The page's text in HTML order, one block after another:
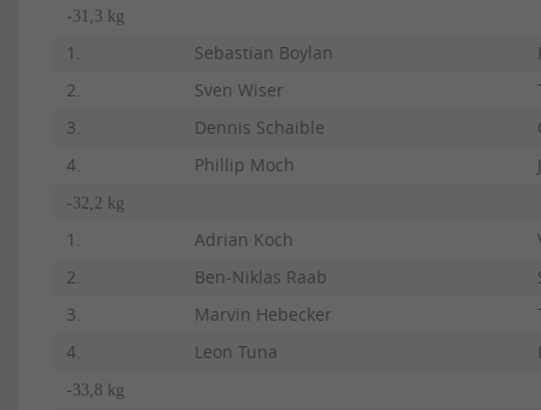
-31,3 kg
1. Sebastian Boylan
2.
Sven Wiser
3.
Dennis Schaible
4.
Phillip Moch
-32,2 kg
1. Adrian Koch
2.
Ben-Niklas Raab
3.
Marvin Hebecker
4.
Leon Tuna
-33,8 kg